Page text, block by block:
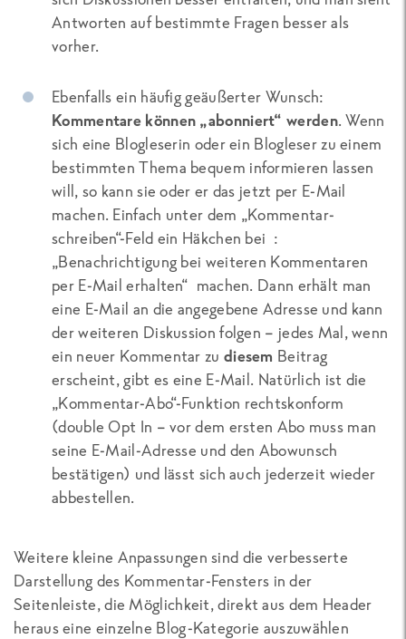
Antworten auf bestimmte Fragen besser als
vorher.
Ebenfalls ein häufig geäußerter Wunsch:
Kommentare können „abonniert“ werden. Wenn
sich eine Blogleserin oder ein Blogleser zu einem
bestimmten Thema bequem informieren lassen
will, so kann sie oder er das jetzt per E-Mail
machen. Einfach unter dem „Kommentar-
schreiben“-Feld ein Häkchen bei :
„Benachrichtigung bei weiteren Kommentaren
per E-Mail erhalten“ machen. Dann erhält man
eine E-Mail an die angegebene Adresse und kann
der weiteren Diskussion folgen – jedes Mal, wenn
ein neuer Kommentar zu diesem Beitrag
erscheint, gibt es eine E-Mail. Natürlich ist die
„Kommentar-Abo“-Funktion rechtskonform
(double Opt In – vor dem ersten Abo muss man
seine E-Mail-Adresse und den Abowunsch
bestätigen) und lässt sich auch jederzeit wieder
abbestellen.
Weitere kleine Anpassungen sind die verbesserte
Darstellung des Kommentar-Fensters in der
Seitenleiste, die Möglichkeit, direkt aus dem Header
heraus eine einzelne Blog-Kategorie auszuwählen